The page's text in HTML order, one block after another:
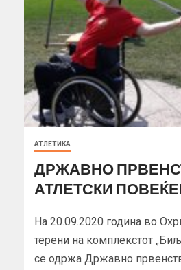
АТЛЕТИКА
ДРЖАВНО
АТЛЕТСКИ
На 20.09.2020 година во
терени на комплекстот
се одржа Државно